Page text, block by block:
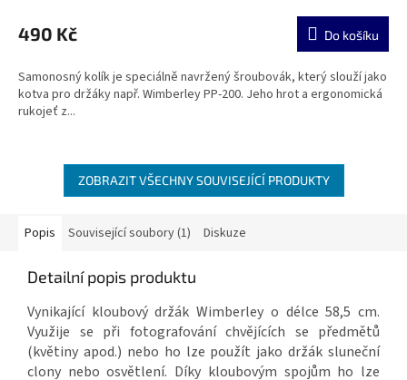
490 Kč Do košíku
Samonosný kolík je speciálně navržený šroubovák, který slouží jako
kotva pro držáky např. Wimberley PP-200. Jeho hrot a ergonomická
rukojeť z...
ZOBRAZIT VŠECHNY SOUVISEJÍCÍ PRODUKTY
Popis Související soubory (1) Diskuze
Detailní popis produktu
Vynikající kloubový držák Wimberley o délce 58,5 cm.
Využije se při fotografování chvějících se předmětů
(květiny apod.) nebo ho lze použít jako držák sluneční
clony nebo osvětlení. Díky kloubovým spojům ho lze